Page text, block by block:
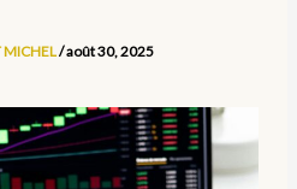
MICHEL/août 30, 2025